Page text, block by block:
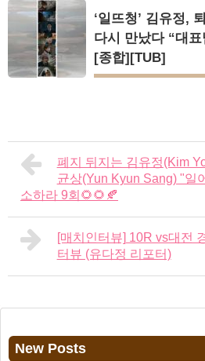
‘일뜨청’ 김유정,
다시 만났다 “대
[종합][TUB]
폐지 뒤지는 김유정(Kim
균상(Yun Kyun Sang) "일
소하라 9회🌻🌻🍂
[매치인터뷰] 10R vs대전
터뷰 (유다정 리포터)
New Posts